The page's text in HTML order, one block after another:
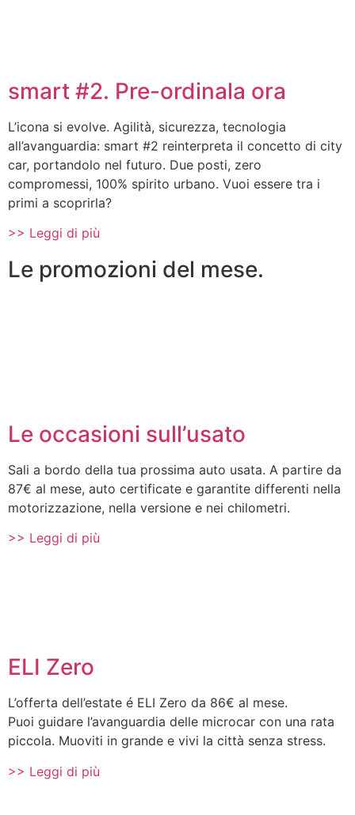
smart #2. Pre-ordinala ora
L’icona si evolve. Agilità, sicurezza, tecnologia
all’avanguardia: smart #2 reinterpreta il concetto di city
car, portandolo nel futuro. Due posti, zero
compromessi, 100% spirito urbano. Vuoi essere tra i
primi a scoprirla?
>> Leggi di più
Le promozioni del mese.
Le occasioni sull’usato
Sali a bordo della tua prossima auto usata. A partire da
87€ al mese, auto certificate e garantite differenti nella
motorizzazione, nella versione e nei chilometri.
>> Leggi di più
ELI Zero
L’offerta dell’estate é ELI Zero da 86€ al mese.
Puoi guidare l’avanguardia delle microcar con una rata
piccola. Muoviti in grande e vivi la città senza stress.
>> Leggi di più